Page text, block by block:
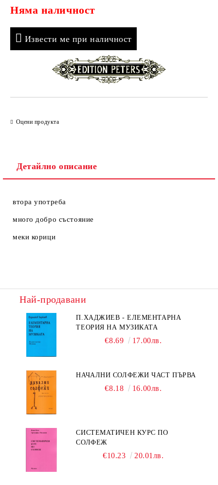
Няма наличност
Извести ме при наличност
Оцени продукта
Детайлно описание
втора употреба
много добро състояние
меки корици
Най-продавани
П.ХАДЖИЕВ - ЕЛЕМЕНТАРНА
ТЕОРИЯ НА МУЗИКАТА
€8.69 17.00лв.
НАЧАЛНИ СОЛФЕЖИ ЧАСТ ПЪРВА
€8.18 16.00лв.
СИСТЕМАТИЧЕН КУРС ПО
СОЛФЕЖ
€10.23 20.01лв.